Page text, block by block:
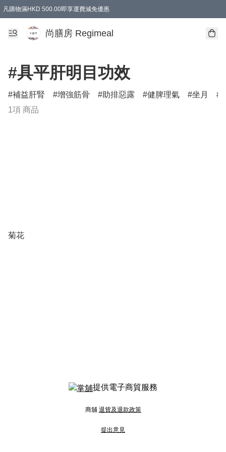
凡購物滿HKD 500.00即享運費減免優惠
尚膳房 Regimeal
#具平肝明目功效
補益肝腎 增強筋骨 助排惡露 健脾理氣 坐月
1項 商品
菊花
提供電子商貿服務
商舖 退貨及退款政策
提出意見